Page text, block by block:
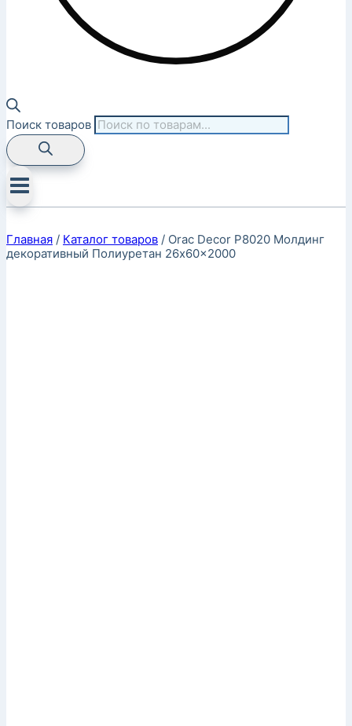
Поиск товаров
Главная / Каталог товаров / Orac Decor P8020 Молдинг
декоративный Полиуретан 26x60x2000